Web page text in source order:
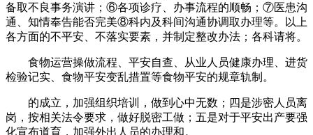
备取不良事务演讲；⑥各项诊疗、办事流程的顺畅；⑦医患沟
通、知情奉告能否完美⑧科内及科间沟通协调取办理等。以上
各方面的不平安、不落实要素，并制定整改办法；各科请将。
食物运营操做流程、平安自查、从业人员健康办理、进货
检验记实、食物平安变乱措置等食物平安的规章轨制。
的成立，加强组织培训，做到心中无数；四是涉密人员离
岗，按相关法令要求，做好脱密工做；五是对于平安出产要强
化宣布道育，加强外出人员的办理和。